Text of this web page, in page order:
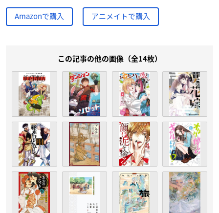
Amazonで購入 アニメイトで購入
この記事の他の画像（全14枚）